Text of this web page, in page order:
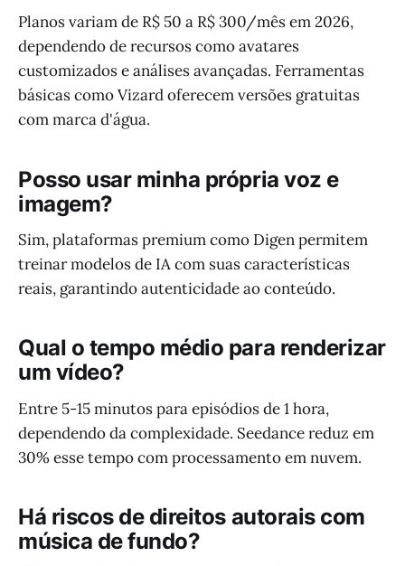
Planos variam de R$ 50 a R$ 300/mês em 2026,
dependendo de recursos como avatares
customizados e análises avançadas. Ferramentas
básicas como Vizard oferecem versões gratuitas
com marca d'água.
Posso usar minha própria voz e
imagem?
Sim, plataformas premium como Digen permitem
treinar modelos de IA com suas características
reais, garantindo autenticidade ao conteúdo.
Qual o tempo médio para renderizar
um vídeo?
Entre 5-15 minutos para episódios de 1 hora,
dependendo da complexidade. Seedance reduz em
30% esse tempo com processamento em nuvem.
Há riscos de direitos autorais com
música de fundo?